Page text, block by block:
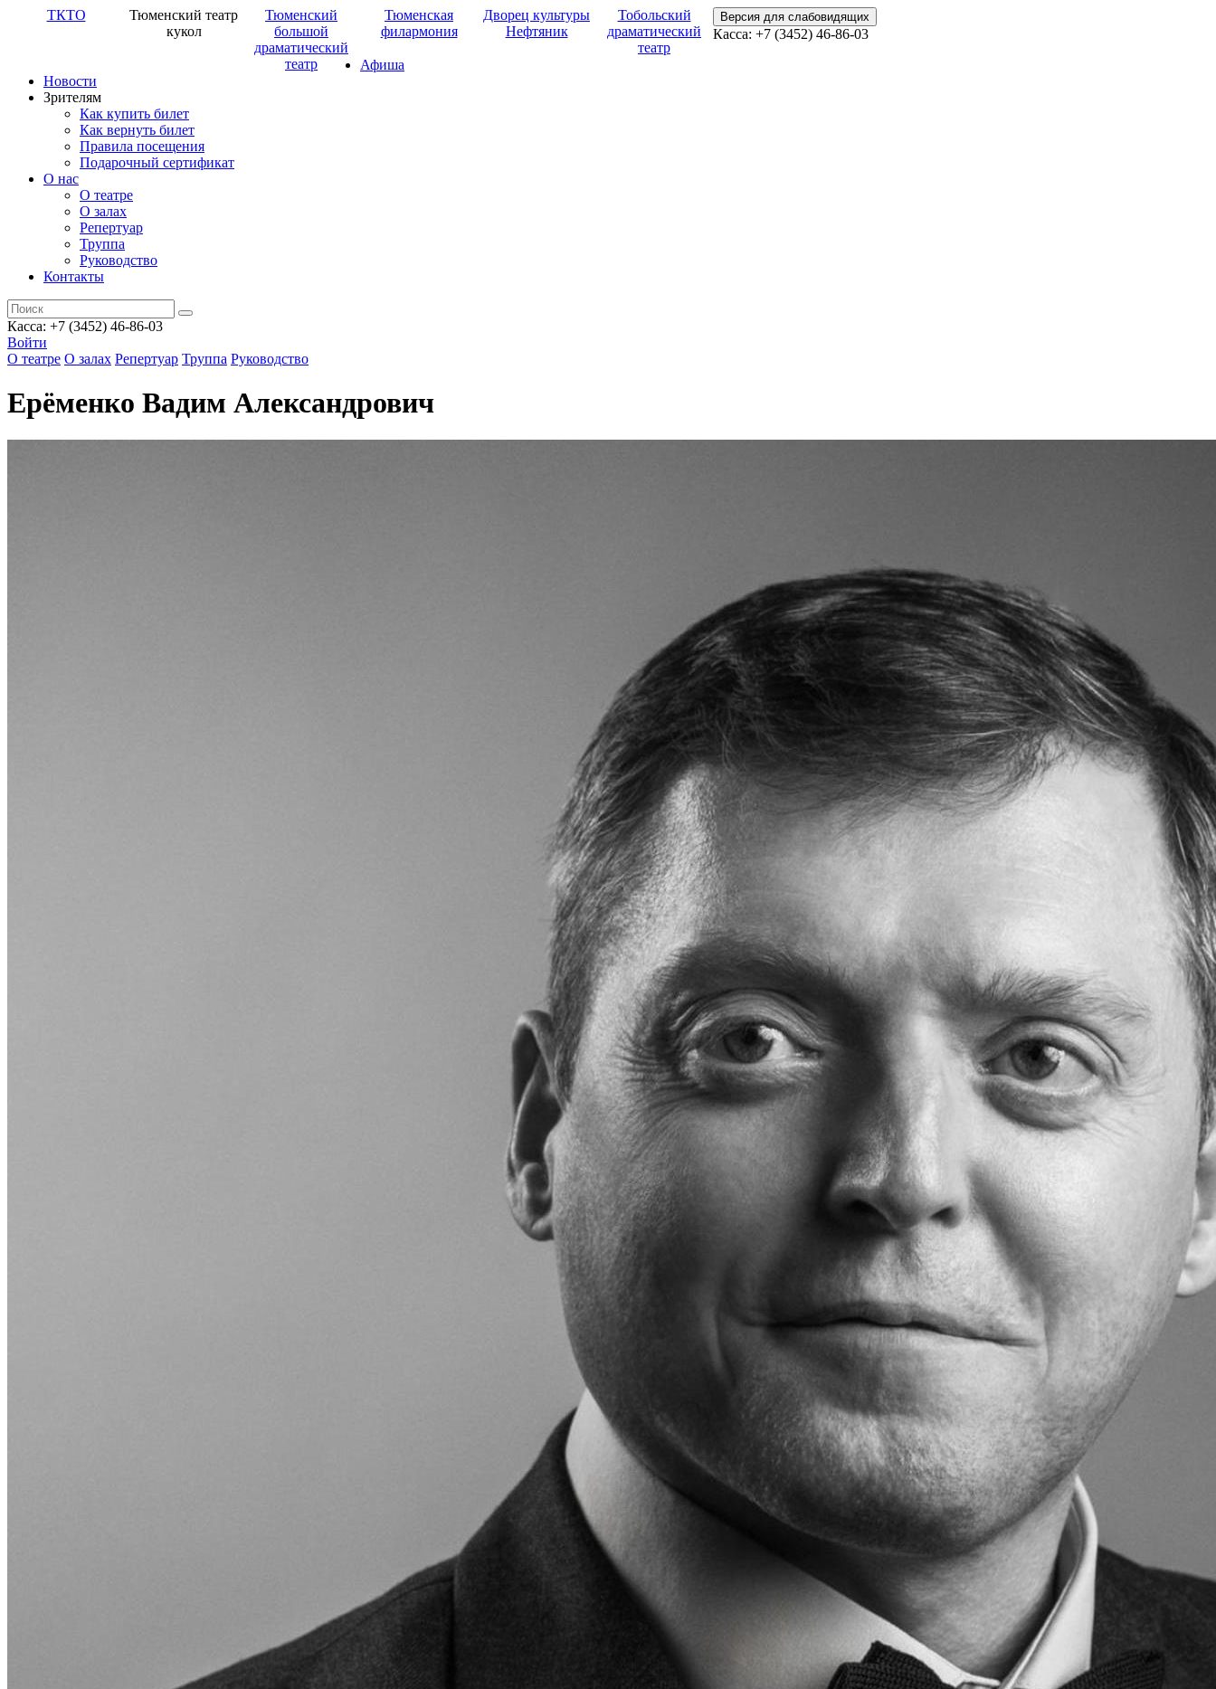
ТКТО
Тюменский театр
кукол
Тюменский
большой
драматический
театр
Тюменская
филармония
Дворец культуры
Нефтяник
Тобольский
драматический
театр
Версия для слабовидящих
Касса: +7 (3452) 46-86-03
Афиша
Новости
Зрителям
Как купить билет
Как вернуть билет
Правила посещения
Подарочный сертификат
О нас
О театре
О залах
Репертуар
Труппа
Руководство
Контакты
Касса: +7 (3452) 46-86-03
Войти
О театре О залах Репертуар Труппа Руководство
Ерёменко Вадим Александрович